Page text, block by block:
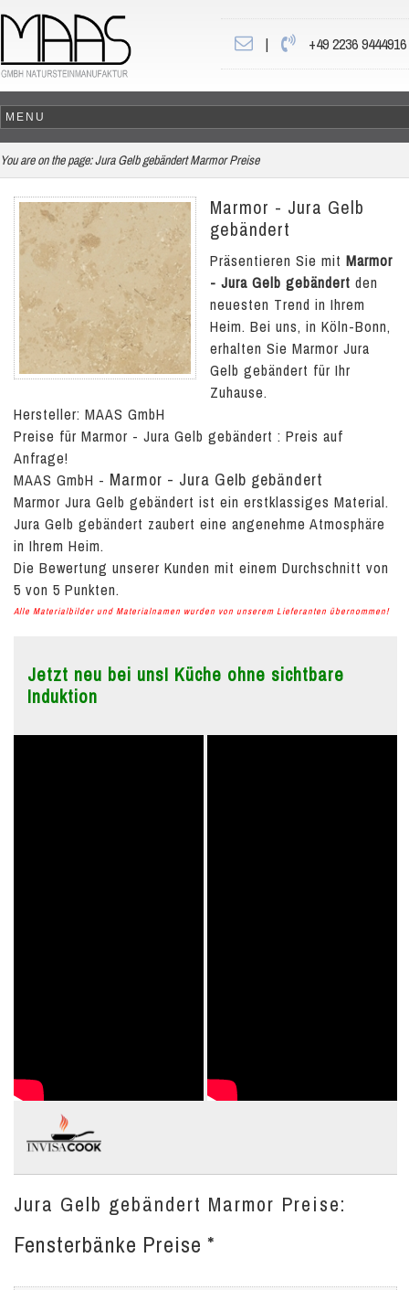
| +49 2236 9444916
You are on the page:Jura Gelb gebändert Marmor Preise
Marmor - Jura Gelb
gebändert
Präsentieren Sie mit Marmor
- Jura Gelb gebändert den
neuesten Trend in Ihrem
Heim. Bei uns, in Köln-Bonn,
erhalten Sie Marmor Jura
Gelb gebändert für Ihr
Zuhause.
Hersteller: MAAS GmbH
Preise für Marmor - Jura Gelb gebändert : Preis auf
Anfrage!
MAAS GmbH - Marmor - Jura Gelb gebändert
Marmor Jura Gelb gebändert ist ein erstklassiges Material.
Jura Gelb gebändert zaubert eine angenehme Atmosphäre
in Ihrem Heim.
Die Bewertung unserer Kunden mit einem Durchschnitt von
5 von 5 Punkten.
Alle Materialbilder und Materialnamen wurden von unserem Lieferanten übernommen!
Jetzt neu bei uns! Küche ohne sichtbare
Induktion
Jura Gelb gebändert Marmor Preise:
Fensterbänke Preise *